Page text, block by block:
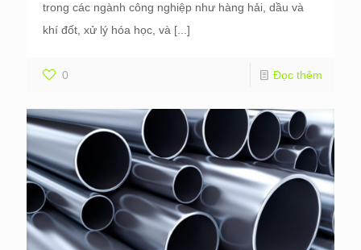
trong các ngành công nghiệp như hàng hải, dầu và
khí đốt, xử lý hóa học, và [...]
0 Đọc thêm